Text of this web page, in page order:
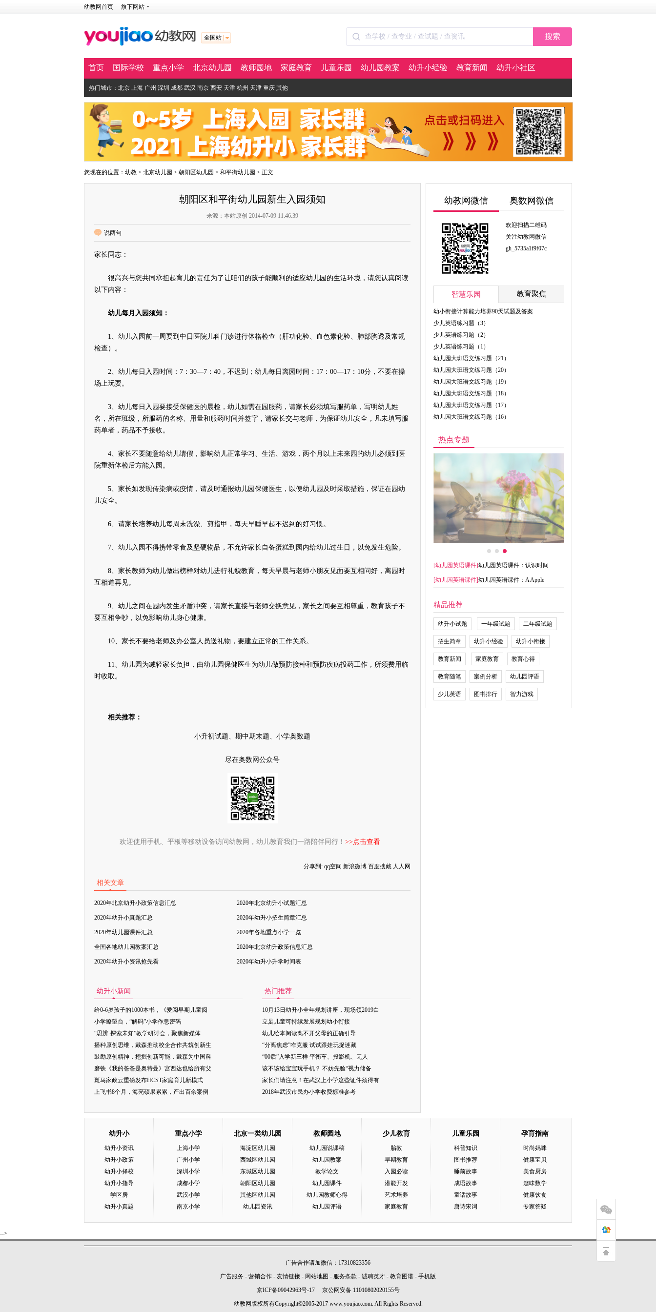
幼教网首页 旗下网站
全国站 搜索
首页 国际学校 重点小学 北京幼儿园 教师园地 家庭教育 儿童乐园 幼儿园教案 幼升小经验 教育新闻 幼升小社区
热门城市： 北京 上海 广州 深圳 成都 武汉 南京 西安 天津 杭州 天津 重庆 其他
您现在的位置： 幼教 > 北京幼儿园 > 朝阳区幼儿园 > 和平街幼儿园 > 正文
朝阳区和平街幼儿园新生入园须知
来源：本站原创 2014-07-09 11:46:39
说两句
家长同志：
很高兴与您共同承担起育儿的责任为了让咱们的孩子能顺利的适应幼儿园的生活环境，请您认真阅读
以下内容：
幼儿每月入园须知：
1、幼儿入园前一周要到中日医院儿科门诊进行体格检查（肝功化验、血色素化验、肺部胸透及常规
检查）。
2、幼儿每日入园时间：7：30—7：40，不迟到；幼儿每日离园时间：17：00—17：10分，不要在操
场上玩耍。
3、幼儿每日入园要接受保健医的晨检，幼儿如需在园服药，请家长必须填写服药单，写明幼儿姓
名，所在班级，所服药的名称、用量和服药时间并签字，请家长交与老师，为保证幼儿安全，凡未填写服
药单者，药品不予接收。
4、家长不要随意给幼儿请假，影响幼儿正常学习、生活、游戏，两个月以上未来园的幼儿必须到医
院重新体检后方能入园。
5、家长如发现传染病或疫情，请及时通报幼儿园保健医生，以便幼儿园及时采取措施，保证在园幼
儿安全。
6、请家长培养幼儿每周末洗澡、剪指甲，每天早睡早起不迟到的好习惯。
7、幼儿入园不得携带零食及坚硬物品，不允许家长自备蛋糕到园内给幼儿过生日，以免发生危险。
8、家长教师为幼儿做出榜样对幼儿进行礼貌教育，每天早晨与老师小朋友见面要互相问好，离园时
互相道再见。
9、幼儿之间在园内发生矛盾冲突，请家长直接与老师交换意见，家长之间要互相尊重，教育孩子不
要互相争吵，以免影响幼儿身心健康。
10、家长不要给老师及办公室人员送礼物，要建立正常的工作关系。
11、幼儿园为减轻家长负担，由幼儿园保健医生为幼儿做预防接种和预防疾病投药工作，所须费用临
时收取。
相关推荐：
小升初试题、期中期末题、小学奥数题
尽在奥数网公众号
欢迎使用手机、平板等移动设备访问幼教网，幼儿教育我们一路陪伴同行！ >>点击查看
分享到: qq空间 新浪微博 百度搜藏 人人网
相关文章
2020年北京幼升小政策信息汇总 2020年北京幼升小试题汇总
2020年幼升小真题汇总 2020年幼升小招生简章汇总
2020年幼儿园课件汇总 2020年各地重点小学一览
全国各地幼儿园教案汇总 2020年北京幼升政策信息汇总
2020年幼升小资讯抢先看 2020年幼升小升学时间表
幼升小新闻
给0-6岁孩子的1000本书，《爱阅早期儿童阅
小学瞭望台，“解码”小学作息密码
“思辨·探索未知”教学研讨会，聚焦新媒体
播种原创思维，戴森推动校企合作共筑创新生
鼓励原创精神，挖掘创新可能，戴森为中国科
磨铁《我的爸爸是奥特曼》宫西达也给所有父
斑马家政云重磅发布HCST家庭育儿新模式
上飞书8个月，海亮硕果累累，产出百余案例
热门推荐
10月13日幼升小全年规划讲座，现场领2019白
立足儿童可持续发展规划幼小衔接
幼儿绘本阅读离不开父母的正确引导
“分离焦虑”咋克服 试试跟娃玩捉迷藏
“00后”入学新三样 平衡车、投影机、无人
该不该给宝宝玩手机？ 不妨先验“视力储备
家长们请注意！在武汉上小学这些证件须得有
2018年武汉市民办小学收费标准参考
幼教网微信 奥数网微信
欢迎扫描二维码
关注幼教网微信
gh_5735a1f9f07c
智慧乐园 教育聚焦
幼小衔接计算能力培养90天试题及答案
少儿英语练习题（3）
少儿英语练习题（2）
少儿英语练习题（1）
幼儿园大班语文练习题（21）
幼儿园大班语文练习题（20）
幼儿园大班语文练习题（19）
幼儿园大班语文练习题（18）
幼儿园大班语文练习题（17）
幼儿园大班语文练习题（16）
热点专题
[幼儿园英语课件]幼儿园英语课件：认识时间
[幼儿园英语课件]幼儿园英语课件：A Apple
精品推荐
幼升小试题 一年级试题 二年级试题
招生简章 幼升小经验 幼升小衔接
教育新闻 家庭教育 教育心得
教育随笔 案例分析 幼儿园评语
少儿英语 图书排行 智力游戏
幼升小
幼升小资讯
幼升小政策
幼升小择校
幼升小指导
学区房
幼升小真题
重点小学
上海小学
广州小学
深圳小学
成都小学
武汉小学
南京小学
北京一类幼儿园
海淀区幼儿园
西城区幼儿园
东城区幼儿园
朝阳区幼儿园
其他区幼儿园
幼儿园资讯
教师园地
幼儿园说课稿
幼儿园教案
教学论文
幼儿园课件
幼儿园教师心得
幼儿园评语
少儿教育
胎教
早期教育
入园必读
潜能开发
艺术培养
家庭教育
儿童乐园
科普知识
图书推荐
睡前故事
成语故事
童话故事
唐诗宋词
孕育指南
时尚妈咪
健康宝贝
美食厨房
趣味数学
健康饮食
专家答疑
-->
广告合作请加微信：17310823356
广告服务 - 营销合作 - 友情链接 - 网站地图 - 服务条款 - 诚聘英才 - 教育图谱 - 手机版
京ICP备09042963号-17
京公网安备 11010802020155号
幼教网版权所有Copyright©2005-2017 www.youjiao.com. All Rights Reserved.